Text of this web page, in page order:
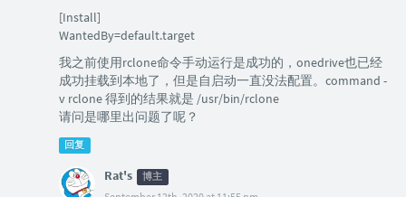
[Install]
WantedBy=default.target
我之前使用rclone命令手动运行是成功的，onedrive也已经
成功挂载到本地了，但是自启动一直没法配置。command -
v rclone 得到的结果就是 /usr/bin/rclone
请问是哪里出问题了呢？
回复
Rat's 博主